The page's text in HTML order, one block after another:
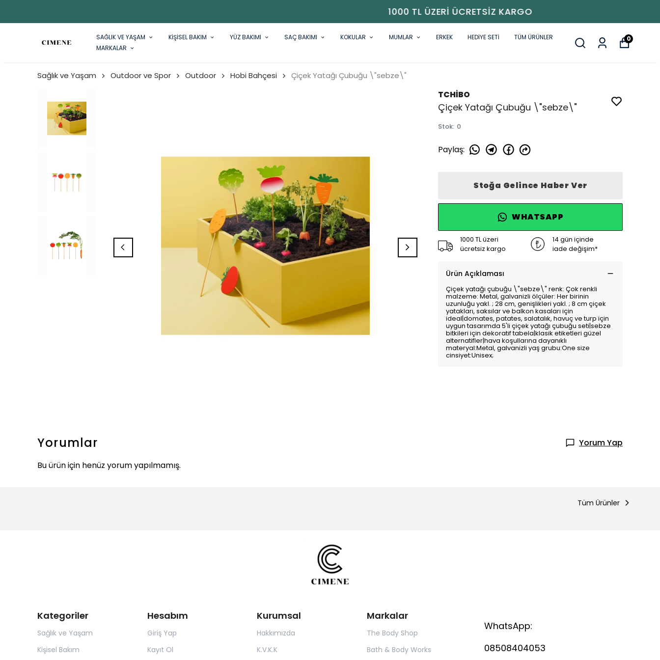
1000 TL ÜZERI ÜCRETSIZ KARGO
SAĞLIK VE YAŞAM KİŞİSEL BAKIM YÜZ BAKIMI SAÇ BAKIMI KOKULAR MUMLAR ERKEK HEDİYE SETİ
TÜM ÜRÜNLER
MARKALAR
0
Sağlık ve Yaşam Outdoor ve Spor Outdoor Hobi Bahçesi Çiçek Yatağı Çubuğu \"sebze\"
TCHİBO
Çiçek Yatağı Çubuğu \"sebze\"
Stok: 0
Paylaş:
Stoğa Gelince Haber Ver
WHATSAPP
1000 TL üzeri
ücretsiz kargo
14 gün içinde
iade değişim*
Ürün Açıklaması
Çiçek yatağı çubuğu \"sebze\" renk: Çok renkli
malzeme: Metal, galvanizli ölçüler: Her birinin
uzunluğu yakl. ; 28 cm, genişlikleri yakl. ; 8 cm çiçek
yatakları, saksılar ve balkon kasaları için
ideal|domates, patates, salatalık, havuç ve turp için
uygun tasarımda 5'li çiçek yatağı çubuğu seti|sebze
bitkileri için dekoratif tabela|klasik etiketleri güzel
alternatifler|hava koşullarına dayanıklı
materyal:Metal, galvanizli yaş grubu:One size
cinsiyet:Unisex;
Yorumlar
Yorum Yap
Bu ürün için henüz yorum yapılmamış.
Tüm Ürünler
Kategoriler
Sağlık ve Yaşam
Kişisel Bakım
Hesabım
Giriş Yap
Kayıt Ol
Kurumsal
Hakkımızda
K.V.K.K
Markalar
The Body Shop
Bath & Body Works
WhatsApp:
08508404053